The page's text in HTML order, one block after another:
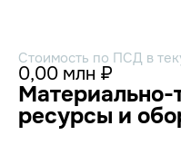
Стоимость по ПСД в
0,00 млн ₽
Материально-
ресурсы и